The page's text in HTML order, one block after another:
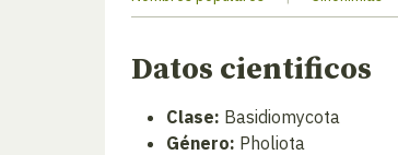
Datos cientificos
Clase: Basidiomycota
Género: Pholiota